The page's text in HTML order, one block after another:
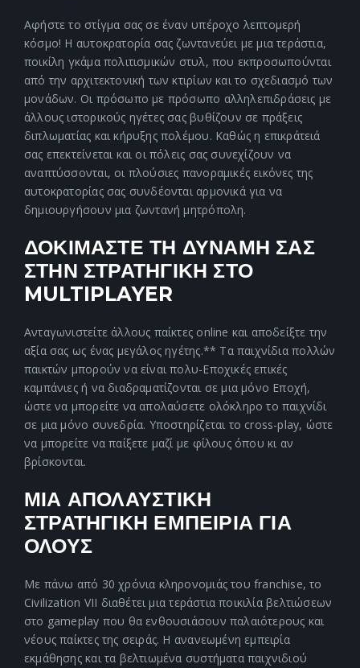
Αφήστε το στίγμα σας σε έναν υπέροχο λεπτομερή
κόσμο! Η αυτοκρατορία σας ζωντανεύει με μια τεράστια,
ποικίλη γκάμα πολιτισμικών στυλ, που εκπροσωπούνται
από την αρχιτεκτονική των κτιρίων και το σχεδιασμό των
μονάδων. Οι πρόσωπο με πρόσωπο αλληλεπιδράσεις με
άλλους ιστορικούς ηγέτες σας βυθίζουν σε πράξεις
διπλωματίας και κήρυξης πολέμου. Καθώς η επικράτειά
σας επεκτείνεται και οι πόλεις σας συνεχίζουν να
αναπτύσσονται, οι πλούσιες πανοραμικές εικόνες της
αυτοκρατορίας σας συνδέονται αρμονικά για να
δημιουργήσουν μια ζωντανή μητρόπολη.
ΔΟΚΙΜΑΣΤΕ ΤΗ ΔΥΝΑΜΗ ΣΑΣ
ΣΤΗΝ ΣΤΡΑΤΗΓΙΚΗ ΣΤΟ
MULTIPLAYER
Ανταγωνιστείτε άλλους παίκτες online και αποδείξτε την
αξία σας ως ένας μεγάλος ηγέτης.** Τα παιχνίδια πολλών
παικτών μπορούν να είναι πολυ-Εποχικές επικές
καμπάνιες ή να διαδραματίζονται σε μια μόνο Εποχή,
ώστε να μπορείτε να απολαύσετε ολόκληρο το παιχνίδι
σε μια μόνο συνεδρία. Υποστηρίζεται το cross-play, ώστε
να μπορείτε να παίξετε μαζί με φίλους όπου κι αν
βρίσκονται.
ΜΙΑ ΑΠΟΛΑΥΣΤΙΚΗ
ΣΤΡΑΤΗΓΙΚΗ ΕΜΠΕΙΡΙΑ ΓΙΑ
ΟΛΟΥΣ
Με πάνω από 30 χρόνια κληρονομιάς του franchise, το
Civilization VII διαθέτει μια τεράστια ποικιλία βελτιώσεων
στο gameplay που θα ενθουσιάσουν παλαιότερους και
νέους παίκτες της σειράς. Η ανανεωμένη εμπειρία
εκμάθησης και τα βελτιωμένα συστήματα παιχνιδιού